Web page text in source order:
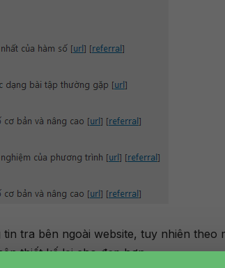
tra bên ngoài website, tuy nhiên theo
thiết kế lại cho đẹp hơn.